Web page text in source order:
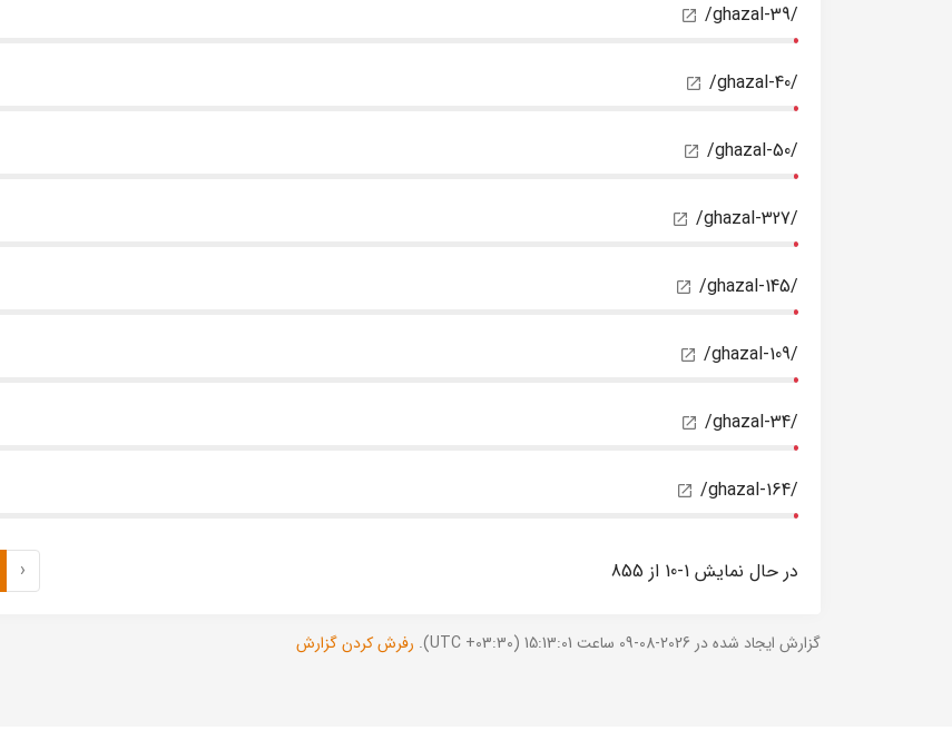
/ghazal-39/
/ghazal-40/
/ghazal-50/
/ghazal-327/
/ghazal-145/
/ghazal-109/
/ghazal-34/
/ghazal-164/
در حال نمایش 1-10 از 855 ‹
گزارش ایجاد شده در 2026-08-09 ساعت 15:13:01 (UTC +03:30). رفرش کردن گزارش